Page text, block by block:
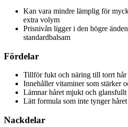
Kan vara mindre lämplig för
extra volym
Prisnivån ligger i den högre
standardbalsam
Fördelar
Tillför fukt och näring till torrt hår
Innehåller vitaminer som stärker
Lämnar håret mjukt och glansfullt
Lätt formula som inte tynger håret
Nackdelar